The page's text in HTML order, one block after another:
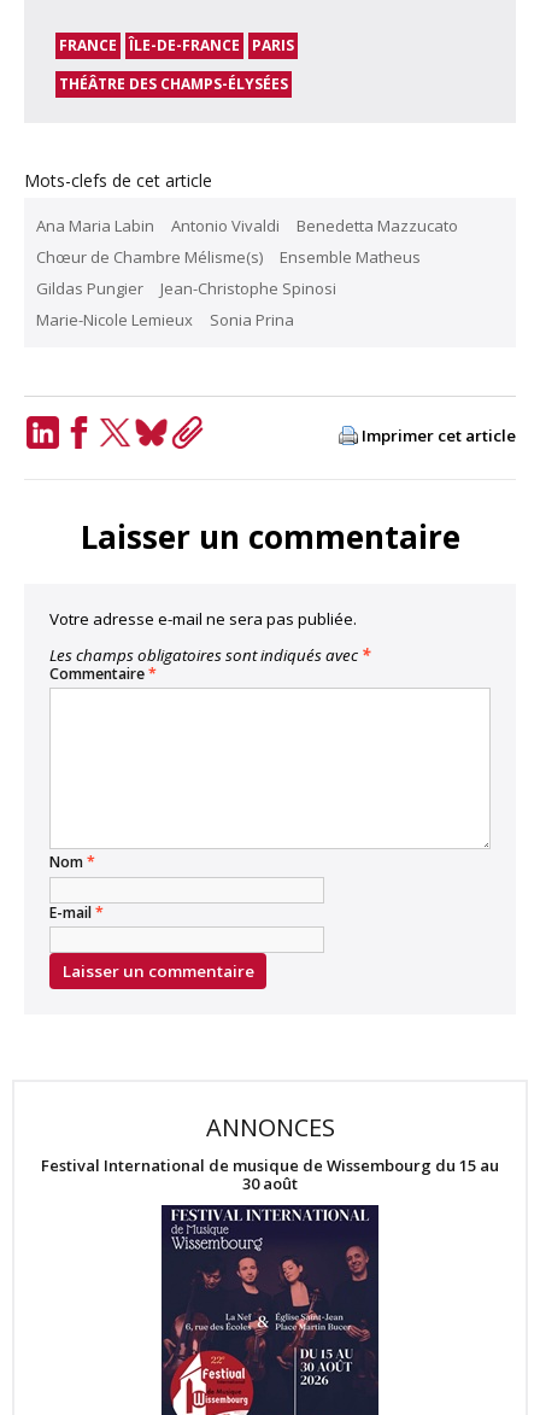
FRANCE ÎLE-DE-FRANCE
PARIS
THÉÂTRE DES CHAMPS-ÉLYSÉES
Mots-clefs de cet article
Ana Maria Labin Antonio Vivaldi
Benedetta Mazzucato
Chœur de Chambre Mélisme(s)
Ensemble Matheus
Gildas Pungier
Jean-Christophe Spinosi
Marie-Nicole Lemieux
Sonia Prina
Imprimer cet article
Laisser un commentaire
Votre adresse e-mail ne sera pas publiée.
Les champs obligatoires sont indiqués avec *
Commentaire*
Nom*
E-mail*
ANNONCES
Festival International de musique de Wissembourg du 15 au
30 août